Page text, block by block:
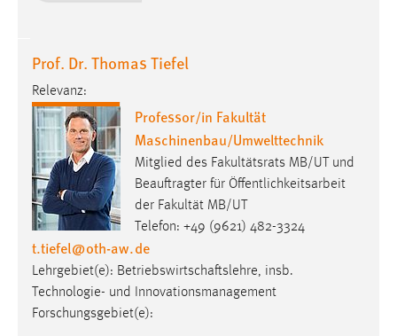
Prof. Dr. Thomas Tiefel
Relevanz:
Professor/in Fakultät
Maschinenbau/Umwelttechnik
Mitglied des Fakultätsrats MB/UT und
Beauftragter für Öffentlichkeitsarbeit
der Fakultät MB/UT
Telefon: +49 (9621) 482-3324
t.tiefel@oth-aw.de
Lehrgebiet(e): Betriebswirtschaftslehre, insb.
Technologie- und Innovationsmanagement
Forschungsgebiet(e):